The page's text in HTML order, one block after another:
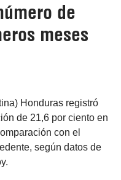
de
meses
Honduras registró
de 21,6 por ciento en
con el
según datos de